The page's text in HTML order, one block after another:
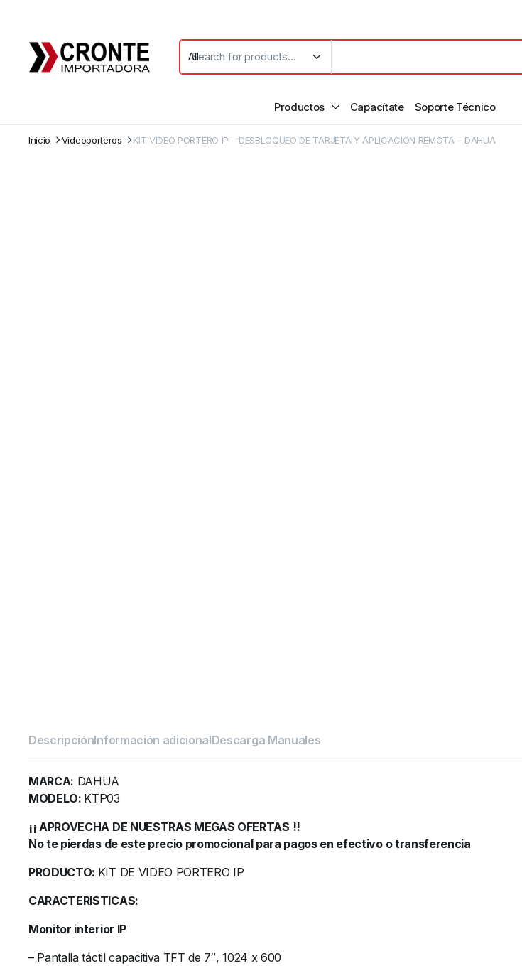
Productos Capacítate Soporte Técnico
Inicio Videoporteros KIT VIDEO PORTERO IP – DESBLOQUEO DE TARJETA Y APLICACION REMOTA – DAHUA
DescripciónInformación adicionalDescarga Manuales
MARCA: DAHUA
MODELO: KTP03
¡¡ APROVECHA DE NUESTRAS MEGAS OFERTAS !!
No te pierdas de este precio promocional para pagos en efectivo o transferencia
PRODUCTO: KIT DE VIDEO PORTERO IP
CARACTERISTICAS:
Monitor interior IP
– Pantalla táctil capacitiva TFT de 7″, 1024 x 600